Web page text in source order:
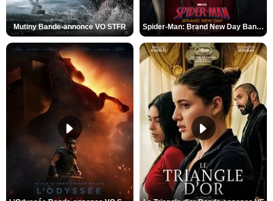
Mutiny Bande-annonce VO STFR Spider-Man: Brand New Day Bande-annonce VO STFR